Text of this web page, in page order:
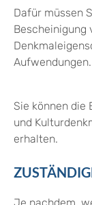
Dafür müssen
Bescheinigung
Aufwendungen.
Sie können die
und
erhalten.